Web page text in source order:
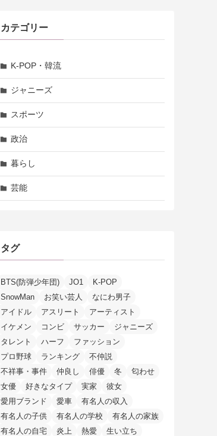
カテゴリー
K-POP・韓流
ジャニーズ
スポーツ
政治
暮らし
芸能
タグ
BTS(防弾少年団) JO1
K-POP
SnowMan
お笑い芸人
なにわ男子
アイドル
アスリート
アーティスト
イケメン
コンビ サッカー
ジャニーズ
タレント
ハーフ
ファッション
プロ野球
ランキング
不仲説
不祥事・事件
仲良し 俳優 冬
匂わせ
女優
好きなタイプ 実家
彼女
愛用ブランド
愛車
有名人の収入
有名人の子供
有名人の学校
有名人の家族
有名人の自宅
炎上 熱愛
生い立ち